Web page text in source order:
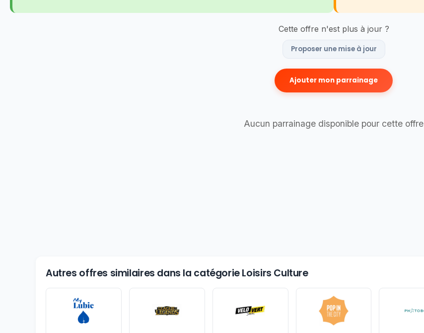
Cette offre n'est plus à jour ?
Proposer une mise à jour
Ajouter mon parrainage
Aucun parrainage disponible pour cette offre
Autres offres similaires dans la catégorie Loisirs Culture